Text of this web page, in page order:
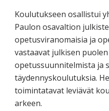
Koulutukseen osallistui
Paulon osavaltion
opetusviranomaisia ja
vastaavat julkisen
opetussuunnitelmista ja
täydennyskoulutuksia.
toimintatavat leviävät
arkeen.